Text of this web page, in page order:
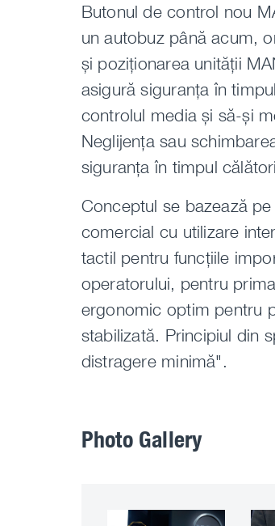
Butonul de control nou
un autobuz până acum,
și poziționarea unității
asigură siguranța în
controlul media și să-și
Neglijența sau
siguranța în timpul
Conceptul se bazează
comercial cu utilizare
tactil pentru funcțiile
operatorului, pentru
ergonomic optim pentru
stabilizată. Principiul din
distragere minimă".
Photo Gallery